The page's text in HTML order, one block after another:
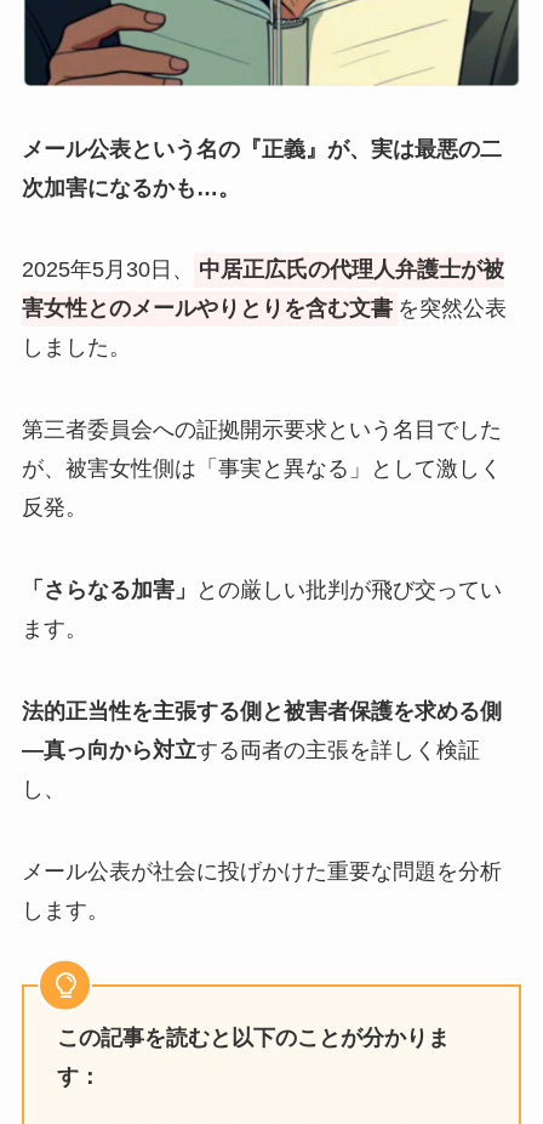
メール公表という名の『正義』が、実は最悪の二
次加害になるかも…。
2025年5月30日、
中居正広氏の代理人弁護士が被
害女性とのメールやりとりを含む文書 を突然公表
しました。
第三者委員会への証拠開示要求という名目でした
が、被害女性側は「事実と異なる」として激しく
反発。
「さらなる加害」
との厳しい批判が飛び交ってい
ます。
法的正当性を主張する側と被害者保護を求める側
—真っ向から対立する両者の主張を詳しく検証
し、
メール公表が社会に投げかけた重要な問題を分析
します。
この記事を読むと以下のことが分かりま
す：